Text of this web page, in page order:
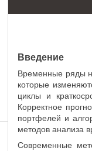
Введение
Временные ряды
которые
циклы и
Корректное
портфелей и
методов анализа
Современные